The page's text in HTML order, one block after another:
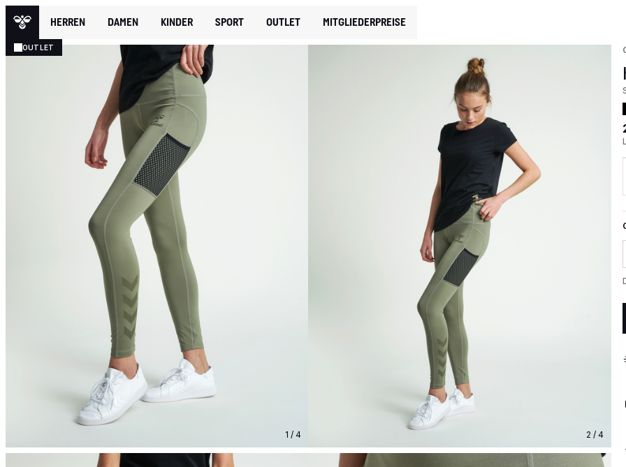
HERREN DAMEN KINDER SPORT OUTLET MITGLIEDERPREISE
OUTLET
1 / 4 2 / 4